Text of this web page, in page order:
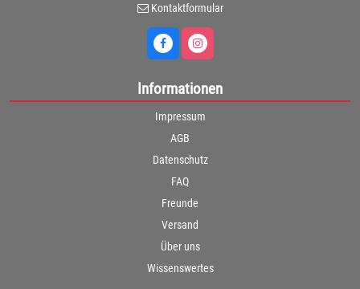
Kontaktformular
Informationen
Impressum
AGB
Datenschutz
FAQ
Freunde
Versand
Über uns
Wissenswertes